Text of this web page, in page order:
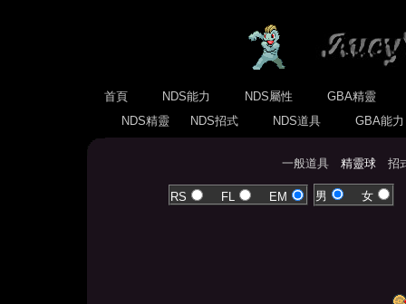
首頁 NDS能力 NDS屬性
GBA精靈
NDS精靈
NDS招式 NDS道具 GBA能
一般道具精靈球 招
RS FL EM 男 女